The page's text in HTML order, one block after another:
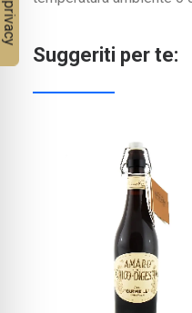
Suggeriti per te: